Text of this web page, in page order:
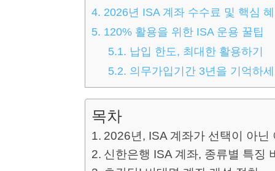
4. 2026년 ISA 계좌 수수료 및 핵심
5. 120% 활용을 위한 ISA 운용 꿀팁
5.1. 납입 한도, 최대한 활용하기
5.2. 의무가입기간 3년을 기억하
목차
2026년, ISA 계좌가 선택이 아닌
신한은행 ISA 계좌, 종류별 특징